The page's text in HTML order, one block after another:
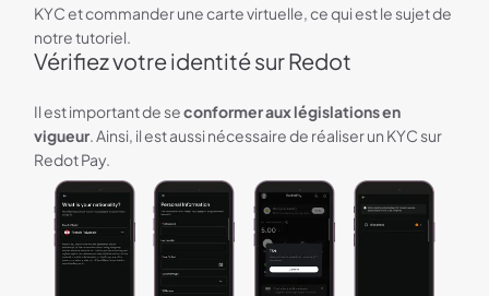
KYC et commander une carte virtuelle, ce qui est le sujet de
notre tutoriel.
Vérifiez votre identité sur Redot
Il est important de seconformer aux législations en
vigueur. Ainsi, il est aussi nécessaire de réaliser un KYC sur
Redot Pay.